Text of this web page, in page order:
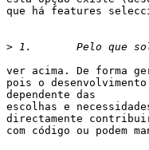
que há features
>
ver acima. De forma
pois o
dependente das
escolhas e
directamente
com código ou podem